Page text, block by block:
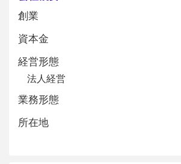
創業
資本金
経営形態
法人経営
業務形態
所在地